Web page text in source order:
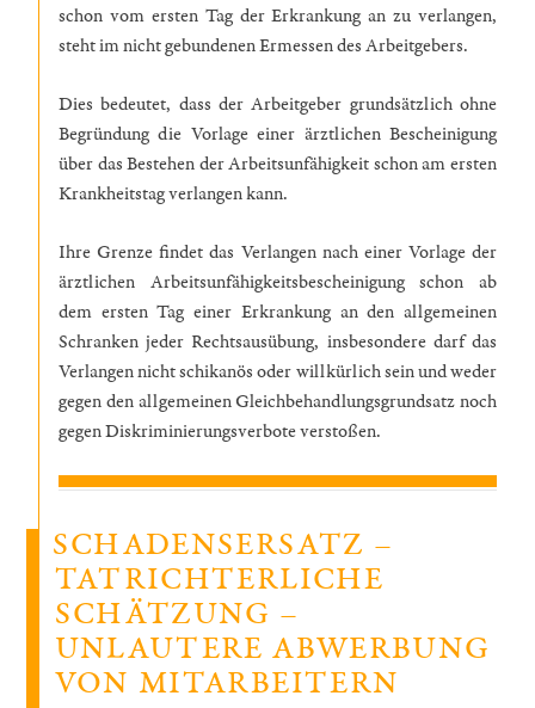
schon vom ersten Tag der Erkrankung an zu verlangen,
steht im nicht gebundenen Ermessen des Arbeitgebers.
Dies bedeutet, dass der Arbeitgeber grundsätzlich ohne
Begründung die Vorlage einer ärztlichen Bescheinigung
über das Bestehen der Arbeitsunfähigkeit schon am ersten
Krankheitstag verlangen kann.
Ihre Grenze findet das Verlangen nach einer Vorlage der
ärztlichen Arbeitsunfähigkeitsbescheinigung schon ab
dem ersten Tag einer Erkrankung an den allgemeinen
Schranken jeder Rechtsausübung, insbesondere darf das
Verlangen nicht schikanös oder willkürlich sein und weder
gegen den allgemeinen Gleichbehandlungsgrundsatz noch
gegen Diskriminierungsverbote verstoßen.
SCHADENSERSATZ –
TATRICHTERLICHE
SCHÄTZUNG –
UNLAUTERE ABWERBUNG
VON MITARBEITERN